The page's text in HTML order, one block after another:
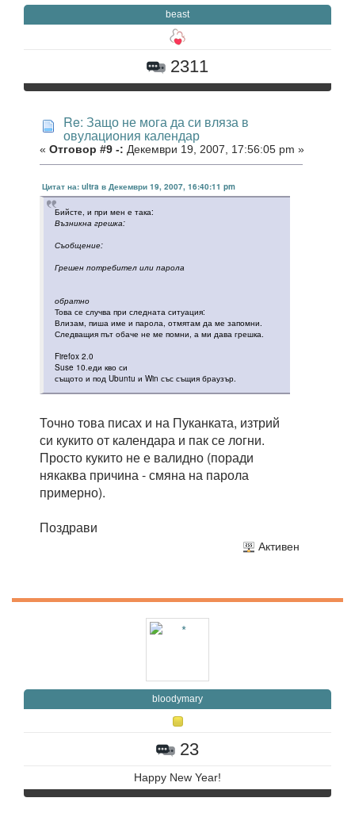
beast
2311
Re: Защо не мога да си вляза в
овулациония календар
« Отговор #9 -: Декември 19, 2007, 17:56:05 pm »
Цитат на: ultra в Декември 19, 2007, 16:40:11 pm
Бийсте, и при мен е така:
Възникна грешка:
Съобщение:
Грешен потребител или парола
обратно
Това се случва при следната ситуация:
Влизам, пиша име и парола, отмятам да ме запомни.
Следващия път обаче не ме помни, а ми дава грешка.
Firefox 2.0
Suse 10.еди кво си
същото и под Ubuntu и Win със същия браузър.
Точно това писах и на Пуканката, изтрий
си кукито от календара и пак се логни.
Просто кукито не е валидно (поради
някаква причина - смяна на парола
примерно).
Поздрави
Активен
bloodymary
23
Happy New Year!